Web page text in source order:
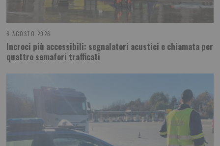
6 AGOSTO 2026
Incroci più accessibili: segnalatori acustici e chiamata per
quattro semafori trafficati